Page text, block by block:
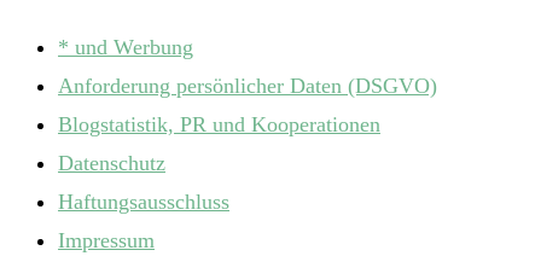
* und Werbung
Anforderung persönlicher Daten (DSGVO)
Blogstatistik, PR und Kooperationen
Datenschutz
Haftungsausschluss
Impressum